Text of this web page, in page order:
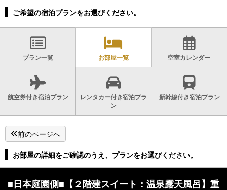
ご希望の宿泊プランをお選びください。
プラン一覧 お部屋一覧 空室カレンダー
航空券付き宿泊プラン
レンタカー付き宿泊プラ
ン
新幹線付き宿泊プラン
前のページへ
お部屋の詳細をご確認のうえ、プランをお選びください。
■日本庭園側■【２階建スイート：温泉露天風呂】重